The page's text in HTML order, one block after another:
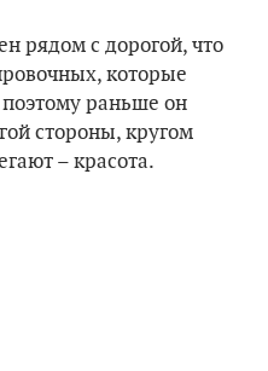
рядом с дорогой, что
которые
раньше он
стороны, кругом
– красота.